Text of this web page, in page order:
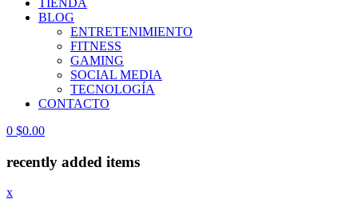
BLOG
ENTRETENIMIENTO
FITNESS
GAMING
SOCIAL MEDIA
TECNOLOGÍA
CONTACTO
0 $0.00
recently added items
x